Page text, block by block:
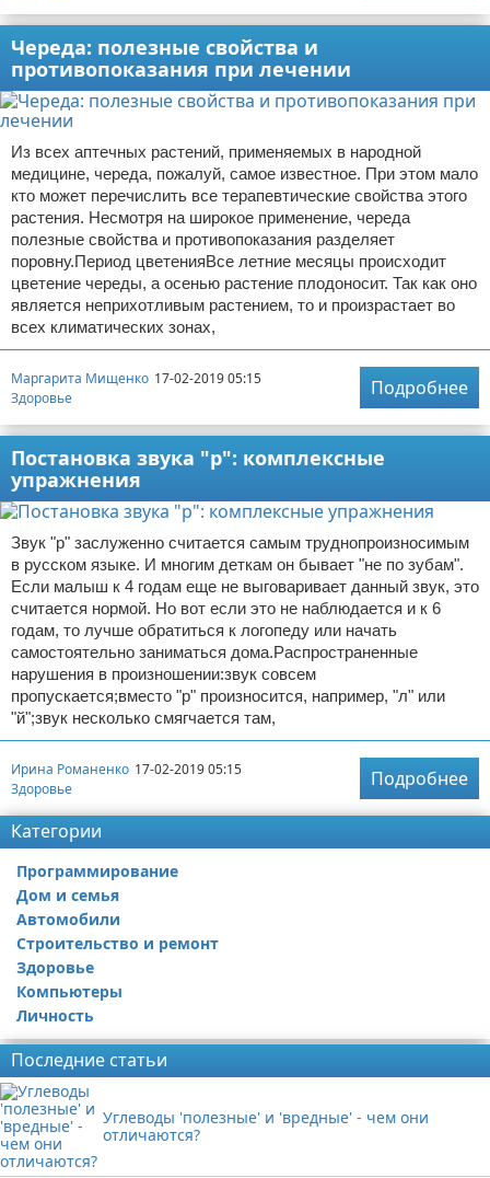
Череда: полезные свойства и
противопоказания при лечении
Из всех аптечных растений, применяемых в народной
медицине, череда, пожалуй, самое известное. При этом мало
кто может перечислить все терапевтические свойства этого
растения. Несмотря на широкое применение, череда
полезные свойства и противопоказания разделяет
поровну.Период цветенияВсе летние месяцы происходит
цветение череды, а осенью растение плодоносит. Так как оно
является неприхотливым растением, то и произрастает во
всех климатических зонах,
Маргарита Мищенко 17-02-2019 05:15
Здоровье
Подробнее
Постановка звука "р": комплексные
упражнения
Звук "р" заслуженно считается самым труднопроизносимым
в русском языке. И многим деткам он бывает "не по зубам".
Если малыш к 4 годам еще не выговаривает данный звук, это
считается нормой. Но вот если это не наблюдается и к 6
годам, то лучше обратиться к логопеду или начать
самостоятельно заниматься дома.Распространенные
нарушения в произношении:звук совсем
пропускается;вместо "р" произносится, например, "л" или
"й";звук несколько смягчается там,
Ирина Романенко 17-02-2019 05:15
Здоровье
Подробнее
Категории
Программирование
Дом и семья
Автомобили
Строительство и ремонт
Здоровье
Компьютеры
Личность
Последние статьи
Углеводы 'полезные' и 'вредные' - чем они
отличаются?